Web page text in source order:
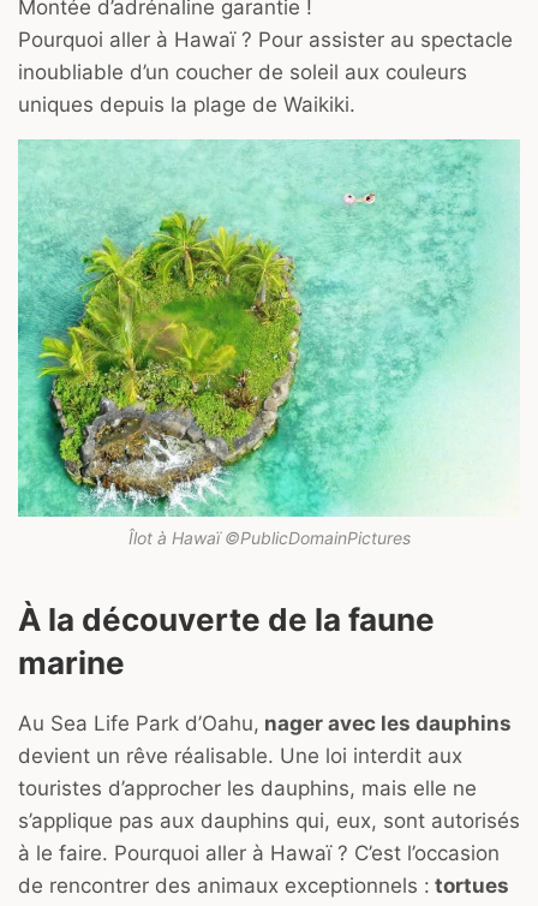
Montée d’adrénaline garantie !
Pourquoi aller à Hawaï ? Pour assister au spectacle
inoubliable d’un coucher de soleil aux couleurs
uniques depuis la plage de Waikiki.
Îlot à Hawaï ©PublicDomainPictures
À la découverte de la faune
marine
Au Sea Life Park d’Oahu, nager avec les dauphins
devient un rêve réalisable. Une loi interdit aux
touristes d’approcher les dauphins, mais elle ne
s’applique pas aux dauphins qui, eux, sont autorisés
à le faire. Pourquoi aller à Hawaï ? C’est l’occasion
de rencontrer des animaux exceptionnels : tortues